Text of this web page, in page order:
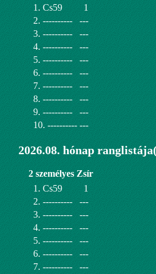
1. Cs59
1
2. ----------
---
3. ----------
---
4. ----------
---
5. ----------
---
6. ----------
---
7. ----------
---
8. ----------
---
9. ----------
---
10. ---------- ---
2026.08. hónap
2 személyes Zsír
1. Cs59
1
2. ----------
---
3. ----------
---
4. ----------
---
5. ----------
---
6. ----------
---
7. ----------
---